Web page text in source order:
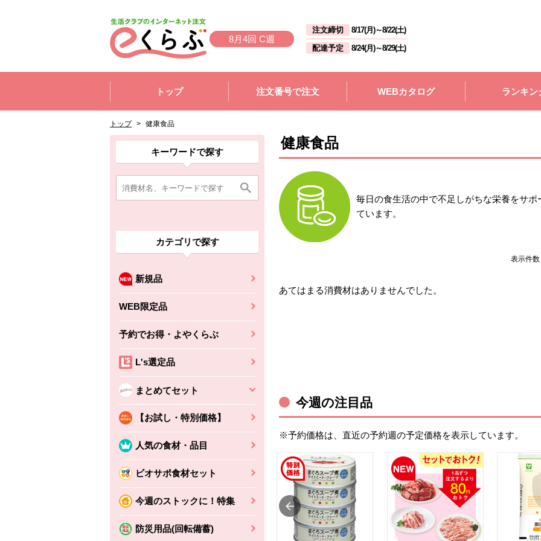
8月4回 C週
注文締切 8/17(月)～8/22(土)
配達予定
8/24(月)～8/29(土)
トップ
注文番号で注文 WEBカタログ ランキン
トップ > 健康食品
ここから消費材検索メニューです。
キーワードで探す
カテゴリで探す
新規品
WEB限定品
予約でお得・よやくらぶ
L's選定品
まとめてセット
【お試し・特別価格】
人気の食材・品目
ビオサポ食材セット
今週のストックに！特集
防災用品(回転備蓄)
消費材検索メニューここまで。
ここから本文です。
ここから組合員向けメニューです。
組合員向けメニューここまで。
ここから本文です。 健康食品
毎日の食生活の中で不足しがちな栄養をサ
ています。
表示件数
あてはまる消費材はありませんでした。
今週の注目品
※予約価格は、直近の予約週の予定価格を表示しています。